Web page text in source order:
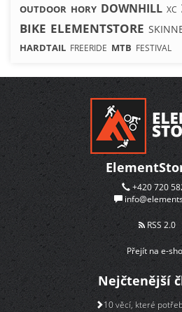
OUTDOOR HORY DOWNHILL XC
BIKE ELEMENTSTORE
HARDTAIL FREERIDE MTB FESTIVAL
+420 720
RSS 2.0
Přejít na e-
Nejčtenější
10 věcí, které